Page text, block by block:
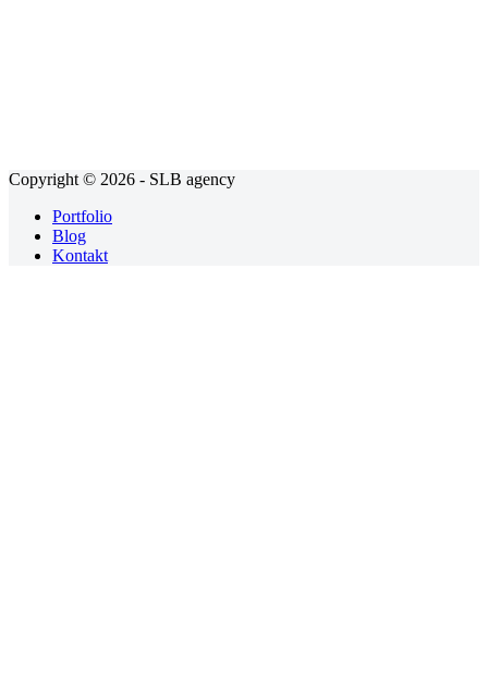
Copyright © 2026 - SLB agency
Portfolio
Blog
Kontakt